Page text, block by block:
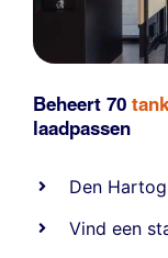
Beheert 70
laadpassen
Den
Vind een